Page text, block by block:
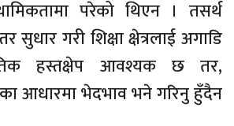
परेको थिएन । तसर्थ
सुधार गरी शिक्षा क्षेत्रलाई अगाडि
हस्तक्षेप आवश्यक छ तर,
आधारमा भेदभाव भने गरिनु हुँदैन